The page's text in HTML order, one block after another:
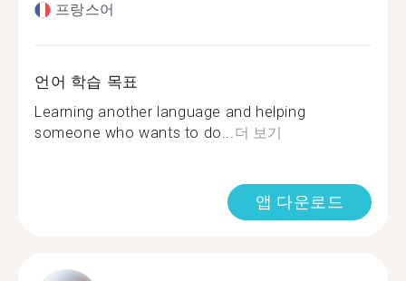
프랑스어
언어 학습 목표
Learning another language and helping
someone who wants to do...더 보기
앱 다운로드